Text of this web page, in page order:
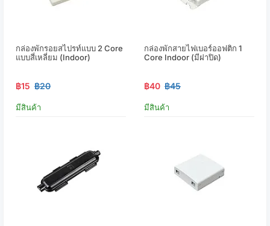
กล่องพักรอยสไปรท์แบบ 2 Core
แบบสี่เหลี่ยม (Indoor)
฿15 ฿20
มีสินค้า
กล่องพักสายไฟเบอร์ออฟติก 1
Core Indoor (มีฝาปิด)
฿40 ฿45
มีสินค้า